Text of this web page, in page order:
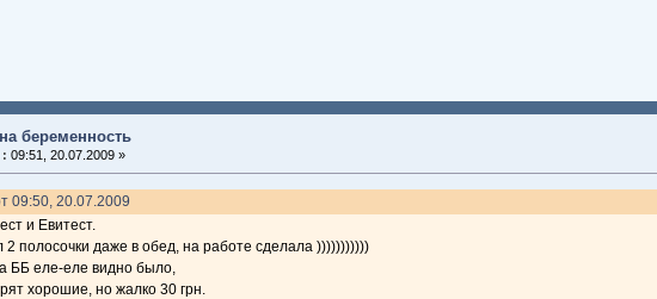
беременность
: 09:51, 20.07.2009 »
09:50, 20.07.2009
и Евитест.
2 полосочки даже в обед, на работе сделала )))))))))))
ББ еле-еле видно было,
хорошие, но жалко 30 грн.